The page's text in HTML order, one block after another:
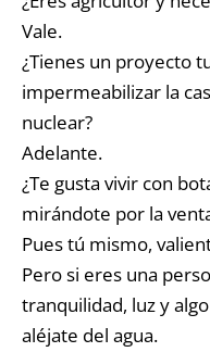
Vale.
¿Tienes un proyecto
impermeabilizar la
nuclear?
Adelante.
¿Te gusta vivir con
mirándote por la
Pues tú mismo,
Pero si eres una
tranquilidad, luz y
aléjate del agua.